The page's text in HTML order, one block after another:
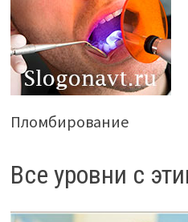
Пломбирование
Все уровни с